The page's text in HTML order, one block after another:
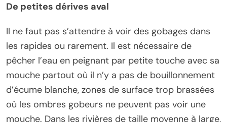
De petites dérives aval
Il ne faut pas s’attendre à voir des gobages dans
les rapides ou rarement. Il est nécessaire de
pêcher l’eau en peignant par petite touche avec sa
mouche partout où il n’y a pas de bouillonnement
d’écume blanche, zones de surface trop brassées
où les ombres gobeurs ne peuvent pas voir une
mouche. Dans les rivières de taille moyenne à large,